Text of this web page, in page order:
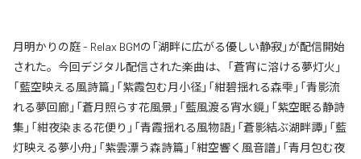
月明かりの庭 - Relax BGMの「湖畔に広がる優しい静寂」が配信開始
された。今回デジタル配信された楽曲は、「蒼宵に溶ける夢灯火」
「藍空映える風詩篇」「紫霞包む月小径」「紺碧揺れる森雫」「青影流
れる夢回廊」「蒼月照らす花風景」「藍風渡る宵水鏡」「紫空眠る静詩
集」「紺夜染まる花便り」「青霞揺れる風物語」「蒼影結ぶ湖畔譚」「藍
灯映える夢小舟」「紫雲漂う森詩篇」「紺空響く風音譜」「青月包む夜